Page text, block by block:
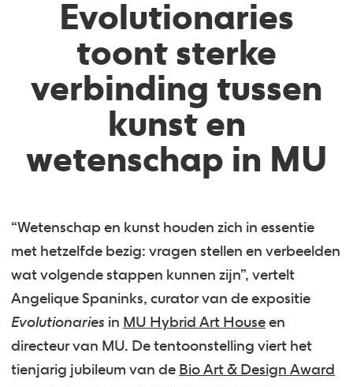
Evolutionaries
toont sterke
verbinding tussen
kunst en
wetenschap in MU
“Wetenschap en kunst houden zich in essentie
met hetzelfde bezig: vragen stellen en verbeelden
wat volgende stappen kunnen zijn”, vertelt
Angelique Spaninks, curator van de expositie
Evolutionaries in MU Hybrid Art House en
directeur van MU. De tentoonstelling viert het
tienjarig jubileum van de Bio Art & Design Award